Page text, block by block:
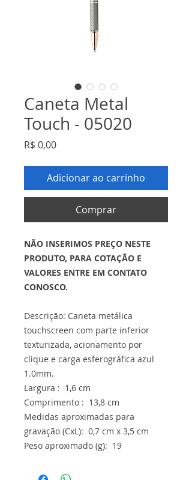
Caneta Metal
Touch - 05020
R$ 0,00Preço
Adicionar ao carrinho
Comprar
NÃO INSERIMOS PREÇO NESTE
PRODUTO, PARA COTAÇÃO E
VALORES ENTRE EM CONTATO
CONOSCO.
Descrição: Caneta metálica
touchscreen com parte inferior
texturizada, acionamento por
clique e carga esferográfica azul
1.0mm.
Largura : 1,6 cm
Comprimento : 13,8 cm
Medidas aproximadas para
gravação (CxL): 0,7 cm x 3,5 cm
Peso aproximado (g): 19